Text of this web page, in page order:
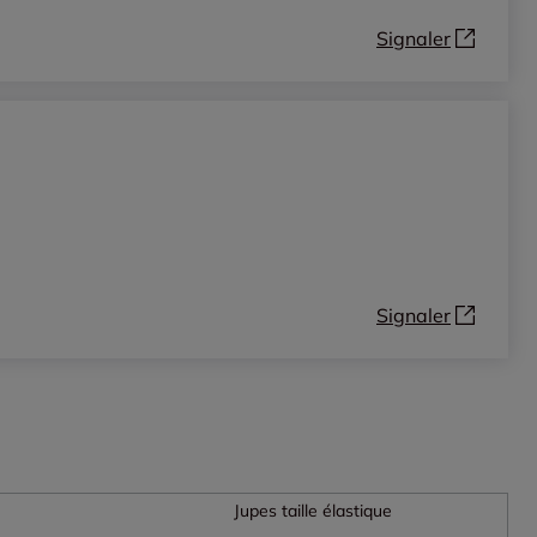
Signaler
Signaler
Jupes taille élastique